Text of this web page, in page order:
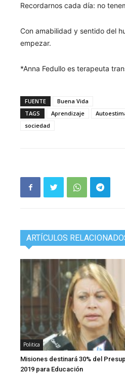
Recordarnos cada día: no
Con amabilidad y sentido del
empezar.
*Anna Fedullo es terapeuta
FUENTE
Buena Vida
TAGS
Aprendizaje
sociedad
ARTÍCULOS
Politica
Misiones destinará 30% del
2019 para Educación